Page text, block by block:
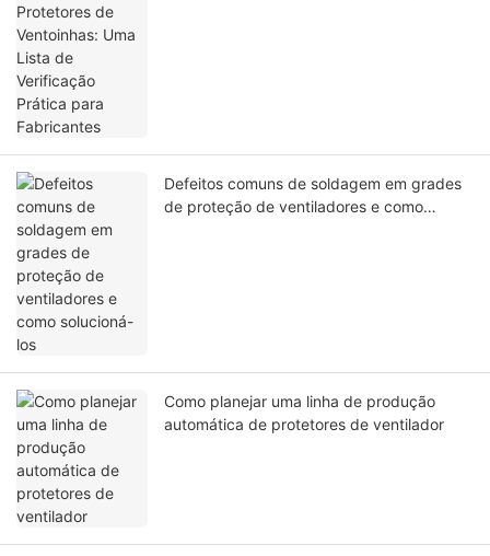
Defeitos comuns de soldagem em grades
de proteção de ventiladores e como
Como planejar uma linha de produção
automática de protetores de ventilador